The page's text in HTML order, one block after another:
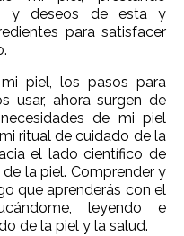
y deseos de esta y
para satisfacer
piel, los pasos para
usar, ahora surgen de
de mi piel
ritual de cuidado de la
el lado científico de
la piel. Comprender y
que aprenderás con el
leyendo e
de la piel y la salud.